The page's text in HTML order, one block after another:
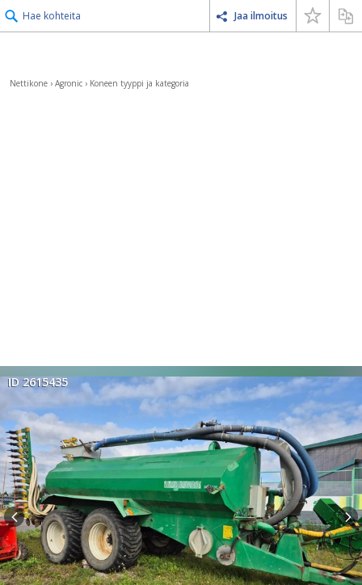
Hae kohteita Jaa ilmoitus
Nettikone › Agronic › Koneen tyyppi ja kategoria
ID 2615435